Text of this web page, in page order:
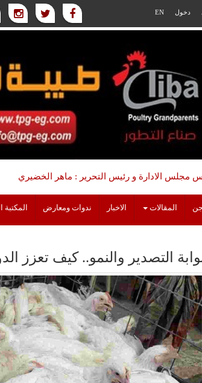
دخول EN
مجلس الادارة و رئيس التحرير : ماهر الخضيري
المقالات الاخبار ندوات ومعارض المكتبة
التصدير والنمو.. كيف تعزز